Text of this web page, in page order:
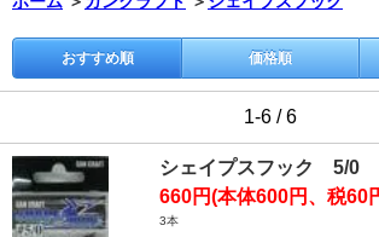
おすすめ順 価格順
1-6 / 6
シェイプスフック 5/0
660円(本体600円、税60
3本